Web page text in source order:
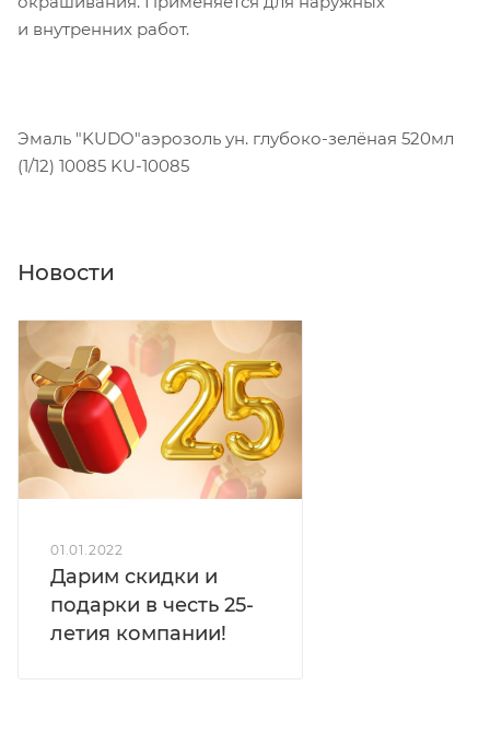
и внутренних работ.
Эмаль "KUDO"аэрозоль ун. глубоко-зелёная 520мл
(1/12) 10085 KU-10085
Новости
01.01.2022
Дарим скидки и
подарки в честь 25-
летия компании!